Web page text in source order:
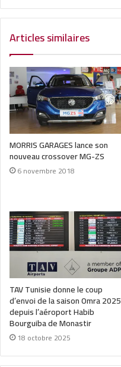
Articles similaires
MORRIS GARAGES lance son
nouveau crossover MG-ZS
6 novembre 2018
TAV Tunisie donne le coup
d’envoi de la saison Omra 2025
depuis l’aéroport Habib
Bourguiba de Monastir
18 octobre 2025